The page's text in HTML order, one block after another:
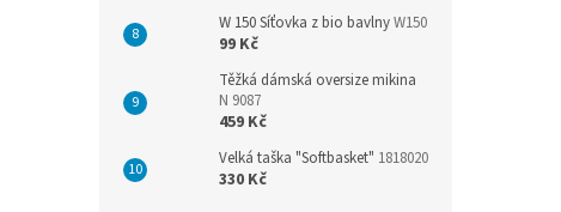
W 150 Síťovka z bio bavlnyW150
99 Kč
Těžká dámská oversize mikina
N 9087
459 Kč
Velká taška "Softbasket" 1818020
330 Kč